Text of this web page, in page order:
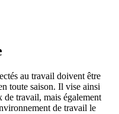
au travail doivent être
toute saison. Il vise ainsi
de travail, mais également
de travail le